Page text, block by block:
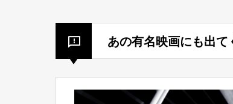
あの有名映画にも出て